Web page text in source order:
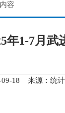
容
年1-7月
09-18 来源：统